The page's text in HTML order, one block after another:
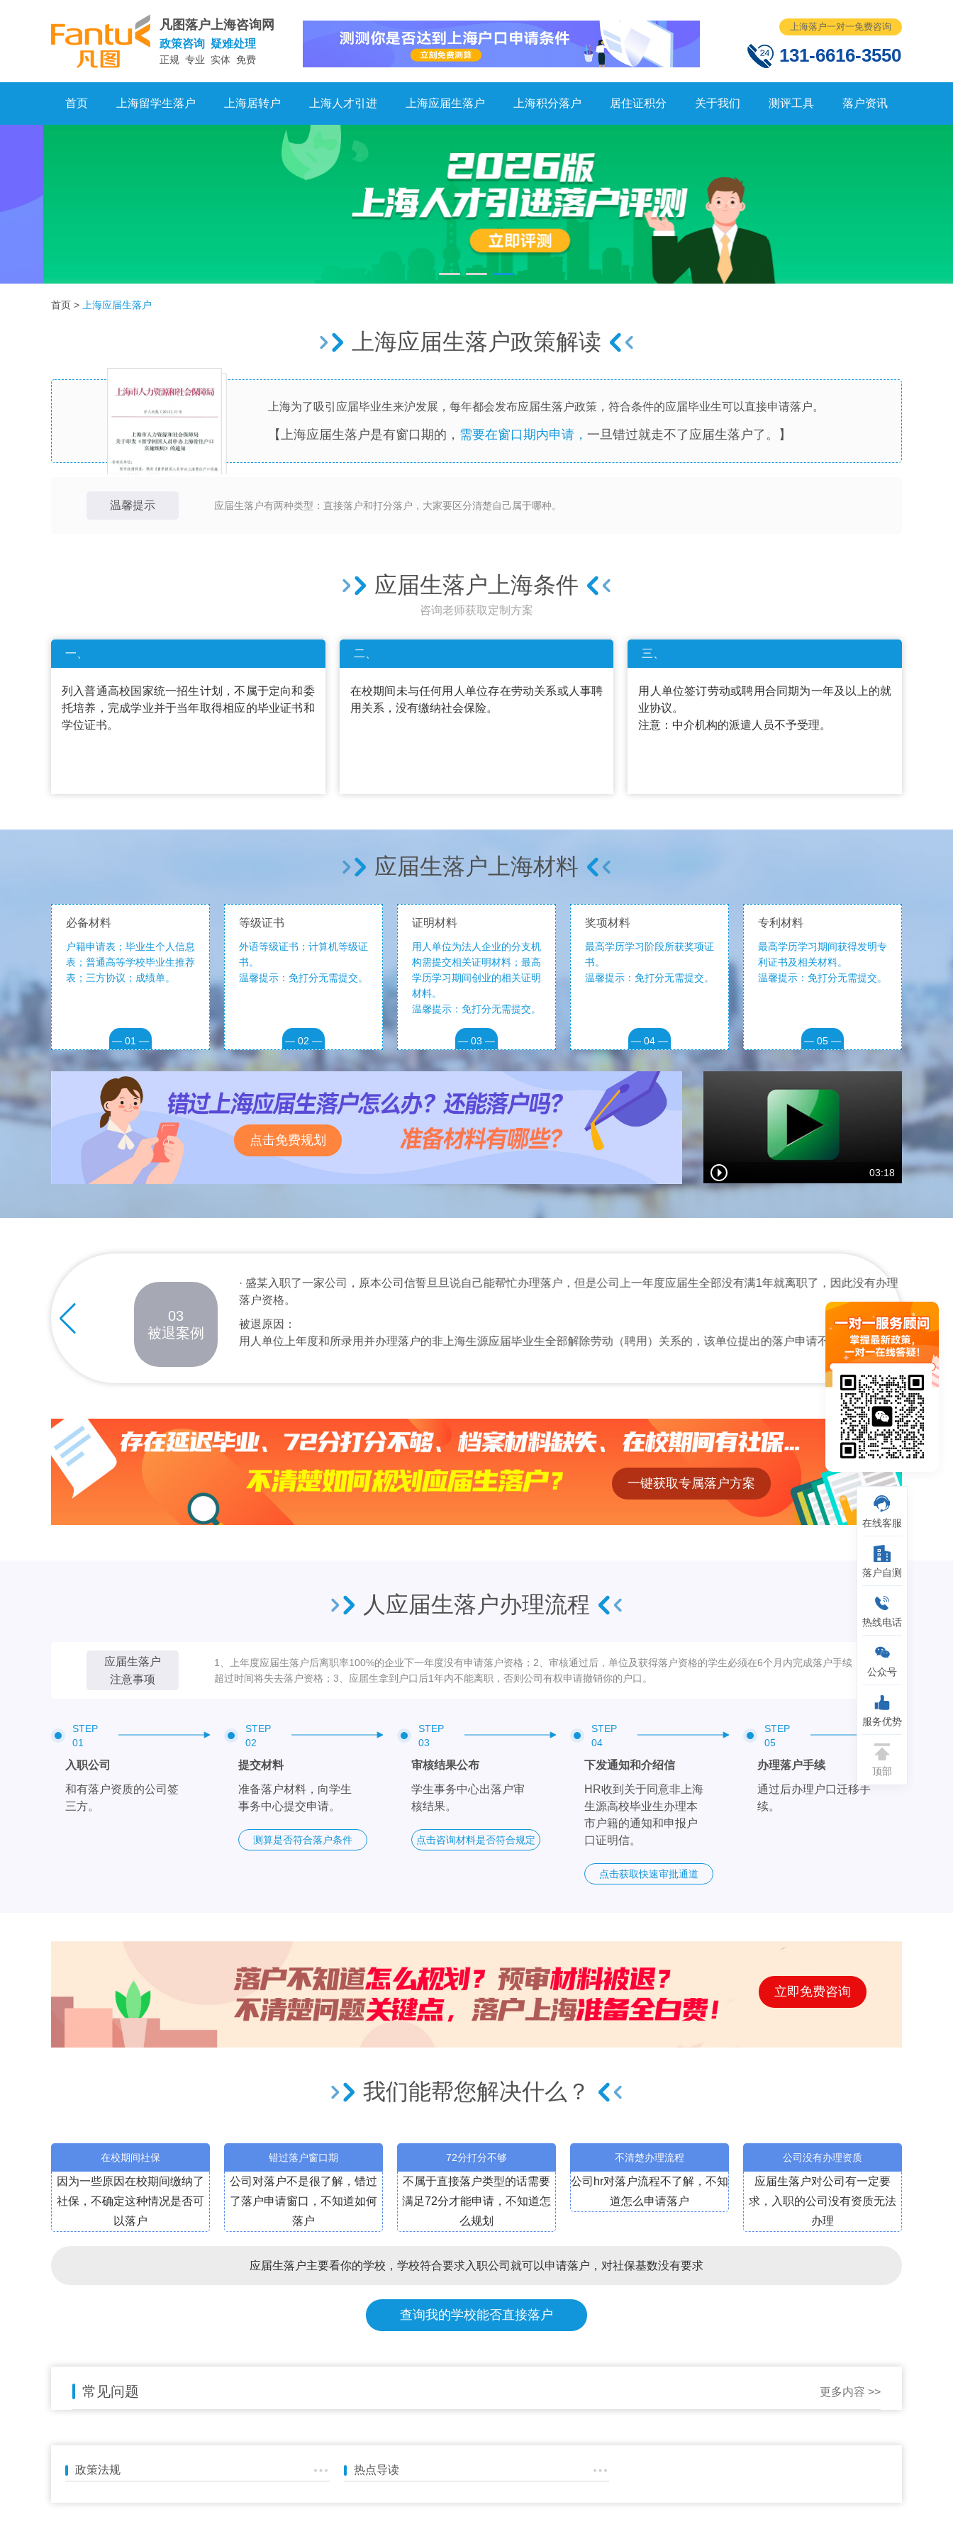
凡图落户上海咨询网
政策咨询 疑难处理
正规 专业 实体 免费
上海落户一对一免费咨询
131-6616-3550
首页 上海留学生落户 上海居转户 上海人才引进 上海应届生落户 上海积分落户 居住证积分 关于我们 测评工具 落户资讯
首页 > 上海应届生落户
上海应届生落户政策解读
上海为了吸引应届毕业生来沪发展，每年都会发布应届生落户政策，符合条件的应届毕业生可以直接申请落户。
【上海应届生落户是有窗口期的， 需要在窗口期内申请， 一旦错过就走不了应届生落户了。 】
温馨提示 应届生落户有两种类型：直接落户和打分落户，大家要区分清楚自己属于哪种。
应届生落户上海条件
咨询老师获取定制方案
一、
列入普通高校国家统一招生计划，不属于定向和委
托培养，完成学业并于当年取得相应的毕业证书和
学位证书。
二、
在校期间未与任何用人单位存在劳动关系或人事聘
用关系，没有缴纳社会保险。
三、
用人单位签订劳动或聘用合同期为一年及以上的就
业协议。
注意：中介机构的派遣人员不予受理。
应届生落户上海材料
必备材料
户籍申请表；毕业生个人信息
表；普通高等学校毕业生推荐
表；三方协议；成绩单。
— 01 —
等级证书
外语等级证书；计算机等级证
书。
温馨提示：免打分无需提交。
— 02 —
证明材料
用人单位为法人企业的分支机
构需提交相关证明材料；最高
学历学习期间创业的相关证明
材料。
温馨提示：免打分无需提交。
— 03 —
奖项材料
最高学历学习阶段所获奖项证
书。
温馨提示：免打分无需提交。
— 04 —
专利材料
最高学历学习期间获得发明专
利证书及相关材料。
温馨提示：免打分无需提交。
— 05 —
点击免费规划
03:18
被退案例
· 盛某入职了一家公司，原本公司信誓旦旦说自己能帮忙办理落户，但是公司上一年度应届生全部没有满1年就离职了，因此没有办理
落户资格。
被退原因：
用人单位上年度和所录用并办理落户的非上海生源应届毕业生全部解除劳动（聘用）关系的，该单位提出的落户申请不予核准。
一键获取专属落户方案
人应届生落户办理流程
应届生落户
注意事项
1、上年度应届生落户后离职率100%的企业下一年度没有申请落户资格；2、审核通过后，单位及获得落户资格的学生必须在6个月内完成落户手续，
超过时间将失去落户资格；3、应届生拿到户口后1年内不能离职，否则公司有权申请撤销你的户口。
STEP
01
入职公司
和有落户资质的公司签
三方。
STEP
02
提交材料
准备落户材料，向学生
事务中心提交申请。
测算是否符合落户条件
STEP
03
审核结果公布
学生事务中心出落户审
核结果。
点击咨询材料是否符合规定
STEP
04
下发通知和介绍信
HR收到关于同意非上海
生源高校毕业生办理本
市户籍的通知和申报户
口证明信。
点击获取快速审批通道
STEP
05
办理落户手续
通过后办理户口迁移手
续。
立即免费咨询
我们能帮您解决什么？
在校期间社保
因为一些原因在校期间缴纳了
社保，不确定这种情况是否可
以落户
错过落户窗口期
公司对落户不是很了解，错过
了落户申请窗口，不知道如何
落户
72分打分不够
不属于直接落户类型的话需要
满足72分才能申请，不知道怎
么规划
不清楚办理流程
公司hr对落户流程不了解，不知
道怎么申请落户
公司没有办理资质
应届生落户对公司有一定要
求，入职的公司没有资质无法
办理
应届生落户主要看你的学校，学校符合要求入职公司就可以申请落户，对社保基数没有要求
查询我的学校能否直接落户
常见问题 更多内容 >>
政策法规 热点导读
在线客服
落户自测
热线电话
公众号
服务优势
顶部